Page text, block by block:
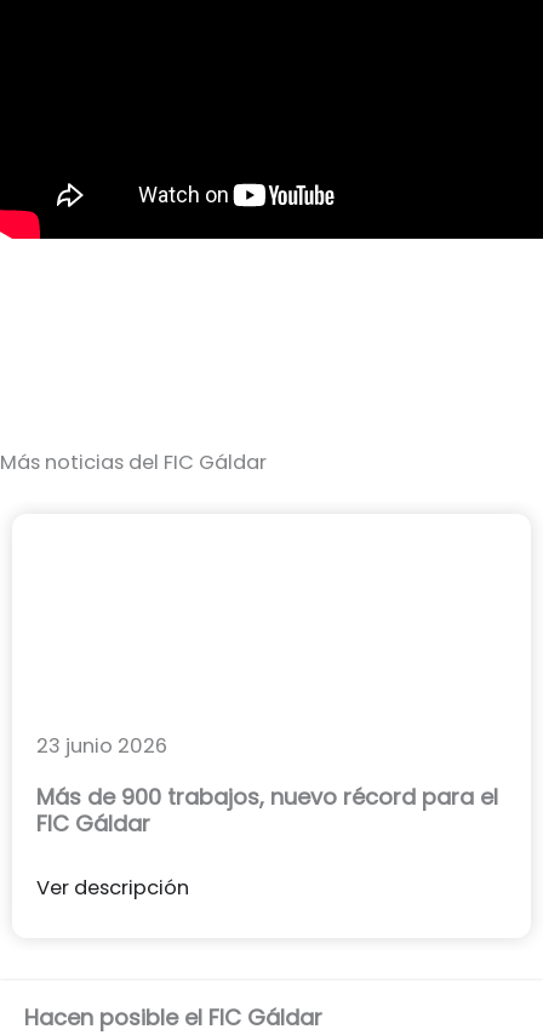
Más noticias del FIC Gáldar
23 junio 2026
Más de 900 trabajos, nuevo récord para el
FIC Gáldar
Ver descripción
Hacen posible el FIC Gáldar